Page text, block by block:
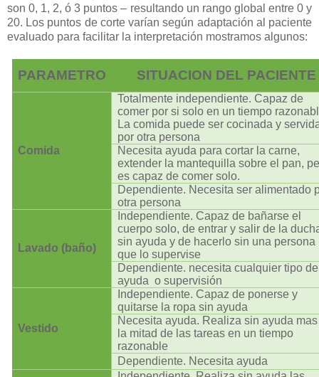
son 0, 1, 2, ó 3 puntos – resultando un rango global entre 0 y
20. Los puntos de corte varían según adaptación al paciente
evaluado para facilitar la interpretación mostramos algunos:
PARAMETRO SITUACION DEL PACIENTE
Comida
Totalmente independiente. Capaz de
comer por si solo en un tiempo
La comida puede ser cocinada y
por otra persona
Necesita ayuda para cortar la carne,
extender la mantequilla sobre el pan,
es capaz de comer solo.
Dependiente. Necesita ser alimentado
otra persona
Lavado (baño)
Independiente. Capaz de bañarse el
cuerpo solo, de entrar y salir de la
sin ayuda y de hacerlo sin una persona
que lo supervise
Dependiente. necesita cualquier tipo de
ayuda o supervisión
Vestido
Independiente. Capaz de ponerse y
quitarse la ropa sin ayuda
Necesita ayuda. Realiza sin ayuda
la mitad de las tareas en un tiempo
razonable
Dependiente. Necesita ayuda